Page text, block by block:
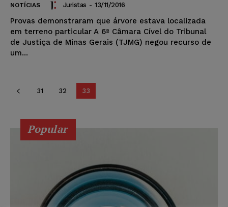
NOTÍCIAS Juristas - 13/11/2016
Provas demonstraram que árvore estava localizada
em terreno particular A 6ª Câmara Cível do Tribunal
de Justiça de Minas Gerais (TJMG) negou recurso de
um...
31 32 33
Popular